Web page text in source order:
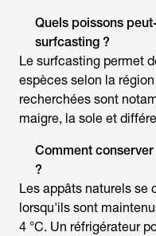
Quels poissons
surfcasting ?
Le surfcasting permet
espèces selon la
recherchées sont
maigre, la sole et
Comment
?
Les appâts naturels se
lorsqu'ils sont
4 °C. Un réfrigérateur